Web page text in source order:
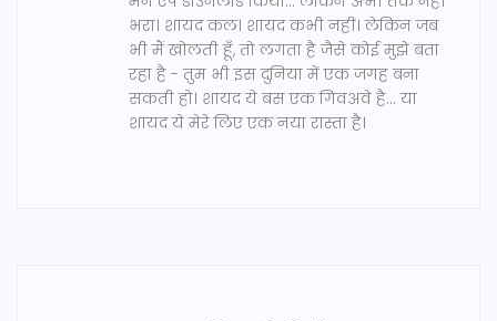
भरा। शायद कल। शायद कभी नहीं। लेकिन जब
भी मैं खोलती हूँ, तो लगता है जैसे कोई मुझे बता
रहा है - तुम भी इस दुनिया में एक जगह बना
सकती हो। शायद ये बस एक गिवअवे है... या
शायद ये मेरे लिए एक नया रास्ता है।